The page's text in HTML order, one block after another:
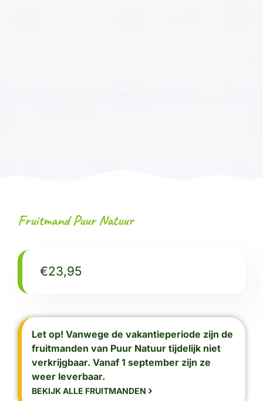
Fruitmand Puur Natuur
€23,95
Let op! Vanwege de vakantieperiode zijn de
fruitmanden van Puur Natuur tijdelijk niet
verkrijgbaar. Vanaf 1 september zijn ze
weer leverbaar.
BEKIJK ALLE FRUITMANDEN